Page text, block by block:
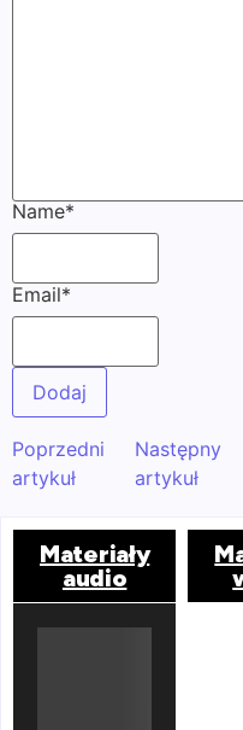
Name*
Email*
Poprzedni
artykuł
Następny
artykuł
Materiały
audio